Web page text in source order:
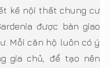
kế nội thất chung cư
được bàn giao
Mỗi căn hộ luôn có ý
gia chủ, để tạo nên